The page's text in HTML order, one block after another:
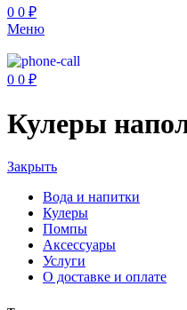
0 0 ₽
Меню
0 0 ₽
Кулеры
Закрыть
Вода и напитки
Кулеры
Помпы
Аксессуары
Услуги
О доставке и оплате